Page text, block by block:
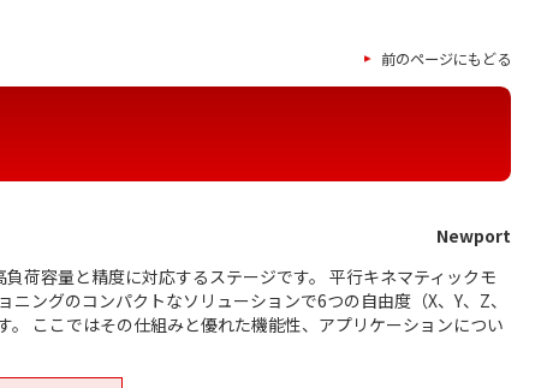
前のページにもどる
Newport
荷容量と精度に対応するステージです。 平行キネマティックモ
ングのコンパクトなソリューションで6つの自由度（X、Y、Z、
。 ここではその仕組みと優れた機能性、アプリケーションについ